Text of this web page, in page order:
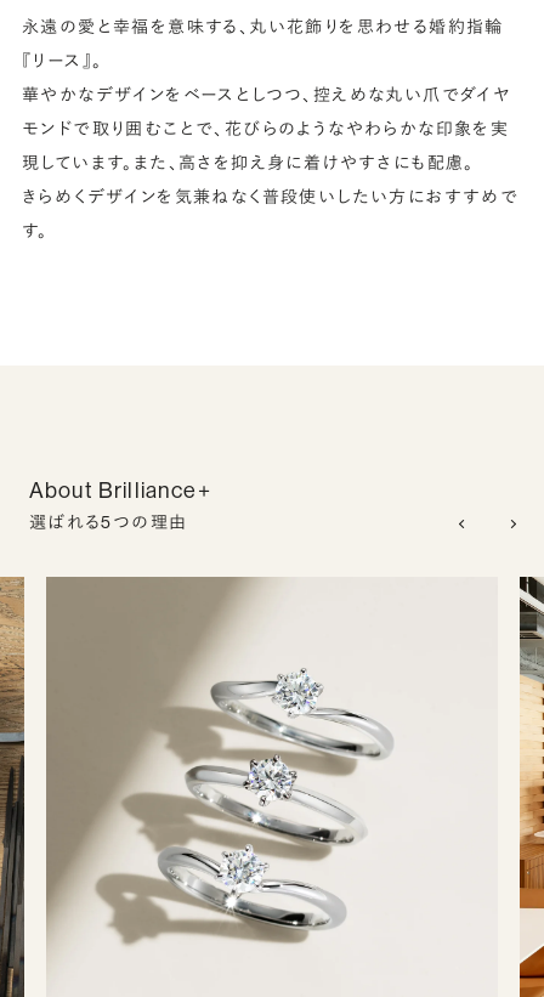
永遠の愛と幸福を意味する、丸い花飾りを思わせる婚約指輪
『リース』。
華やかなデザインをベースとしつつ、控えめな丸い爪でダイヤ
モンドで取り囲むことで、花びらのようなやわらかな印象を実
現しています。また、高さを抑え身に着けやすさにも配慮。
きらめくデザインを気兼ねなく普段使いしたい方におすすめで
す。
About Brilliance+
選ばれる5つの理由